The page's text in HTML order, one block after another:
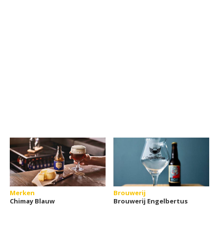
Merken
Chimay Blauw
Brouwerij
Brouwerij Engelbertus